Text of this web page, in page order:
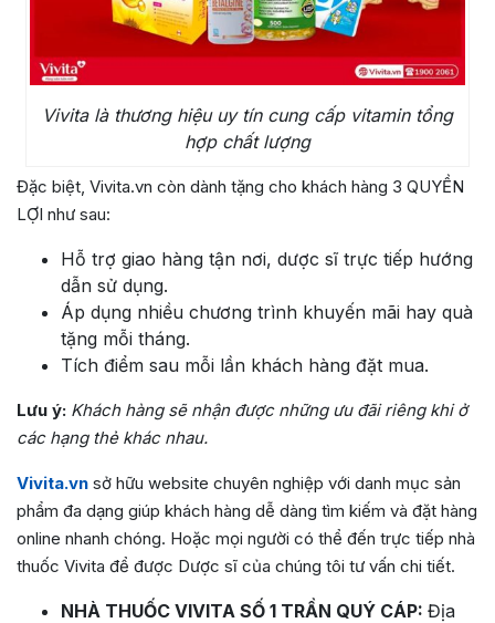
Vivita là thương hiệu uy tín cung cấp vitamin tổng
hợp chất lượng
Đặc biệt, Vivita.vn còn dành tặng cho khách hàng 3 QUYỀN
LỢI như sau:
Hỗ trợ giao hàng tận nơi, dược sĩ trực tiếp hướng
dẫn sử dụng.
Áp dụng nhiều chương trình khuyến mãi hay quà
tặng mỗi tháng.
Tích điểm sau mỗi lần khách hàng đặt mua.
Lưu ý: Khách hàng sẽ nhận được những ưu đãi riêng khi ở
các hạng thẻ khác nhau.
Vivita.vn sở hữu website chuyên nghiệp với danh mục sản
phẩm đa dạng giúp khách hàng dễ dàng tìm kiếm và đặt hàng
online nhanh chóng. Hoặc mọi người có thể đến trực tiếp nhà
thuốc Vivita để được Dược sĩ của chúng tôi tư vấn chi tiết.
NHÀ THUỐC VIVITA SỐ 1 TRẦN QUÝ CÁP: Địa